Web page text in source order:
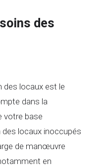
des
des locaux est le
dans la
votre base
des locaux inoccupés
de manœuvre
en